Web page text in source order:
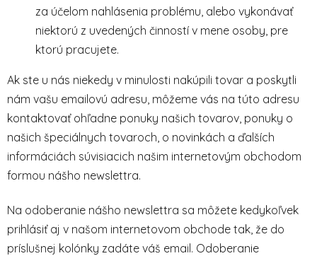
za účelom nahlásenia problému, alebo vykonávať
niektorú z uvedených činností v mene osoby, pre
ktorú pracujete.
Ak ste u nás niekedy v minulosti nakúpili tovar a poskytli
nám vašu emailovú adresu, môžeme vás na túto adresu
kontaktovať ohľadne ponuky našich tovarov, ponuky o
našich špeciálnych tovaroch, o novinkách a ďalších
informáciách súvisiacich našim internetovým obchodom
formou nášho newslettra.
Na odoberanie nášho newslettra sa môžete kedykoľvek
prihlásiť aj v našom internetovom obchode tak, že do
príslušnej kolónky zadáte váš email. Odoberanie